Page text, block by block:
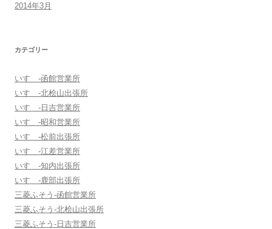
2014年3月
カテゴリー
いすゞ-函館営業所
いすゞ-北桧山出張所
いすゞ-日吉営業所
いすゞ-昭和営業所
いすゞ-松前出張所
いすゞ-江差営業所
いすゞ-知内出張所
いすゞ-鹿部出張所
三菱ふそう-函館営業所
三菱ふそう-北桧山出張所
三菱ふそう-日吉営業所